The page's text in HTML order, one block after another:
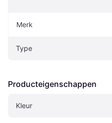
Merk
Type
Producteigenschappen
Kleur